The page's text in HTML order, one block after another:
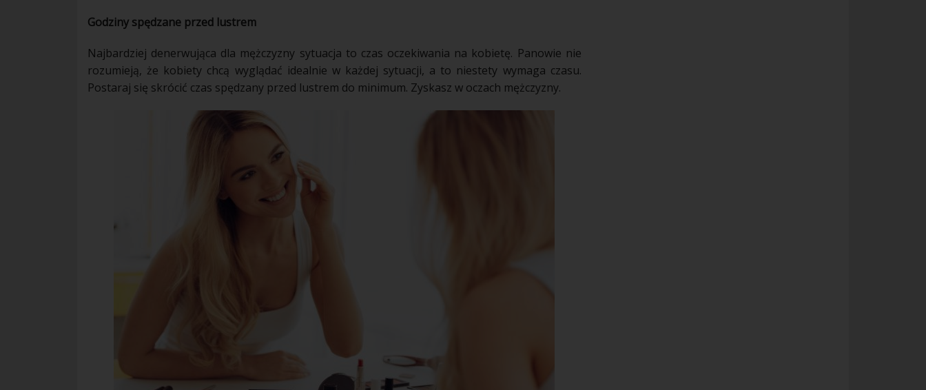
Godziny spędzane przed lustrem
Najbardziej denerwująca dla mężczyzny sytuacja to czas oczekiwania na kobietę. Panowie nie
rozumieją, że kobiety chcą wyglądać idealnie w każdej sytuacji, a to niestety wymaga czasu.
Postaraj się skrócić czas spędzany przed lustrem do minimum. Zyskasz w oczach mężczyzny.